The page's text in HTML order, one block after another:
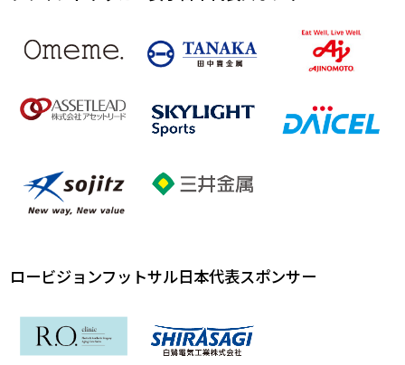
ロービジョンフットサル日本代表スポンサー